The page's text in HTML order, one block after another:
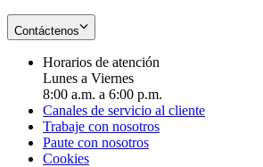
Contáctenos
Horarios de atención
Lunes a Viernes
8:00 a.m. a 6:00 p.m.
Canales de servicio al cliente
Trabaje con nosotros
Paute con nosotros
Cookies